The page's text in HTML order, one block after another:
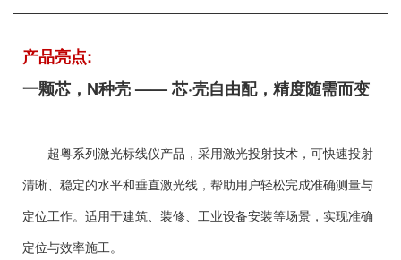
产品亮点:
一颗芯，N种壳 —— 芯·壳自由配，精度随需而变
超粤系列激光标线仪产品，采用激光投射技术，可快速投射
清晰、稳定的水平和垂直激光线，帮助用户轻松完成准确测量与
定位工作。适用于建筑、装修、工业设备安装等场景，实现准确
定位与效率施工。